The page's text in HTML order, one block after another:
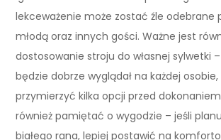
lekceważenie może zostać źle odebrane
młodą oraz innych gości. Ważne jest
dostosowanie stroju do własnej sylwetki
będzie dobrze wyglądał na każdej
przymierzyć kilka opcji przed
również pamiętać o wygodzie – jeśli
białego rana, lepiej postawić na